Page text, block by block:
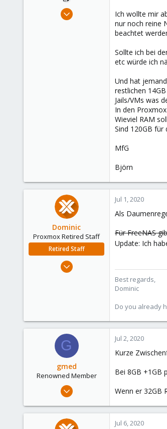
Jun 30, 2020
Ich wollte mir
nur noch reine
beachtet
Sollte ich bei
etc würde ich
Und hat
restlichen
Jails/VMs was
In den
Wieviel RAM
Sind 120GB
MfG
Björn
Dominic
Proxmox Retired Staff
Retired Staff
Mar 18, 2019
Jul 1, 2020
Als
Für FreeNAS
Update: Ich
Best regards,
Dominic
Do you already
G
gmed
Renowned Member
Dec 20, 2013
71
Jul 2, 2020
Kurze
Bei 8GB +1GB
Wenn er 32GB
Jul 6, 2020